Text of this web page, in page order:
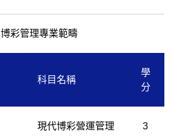
博彩管理專業範疇
科目名稱
學
分
現代博彩營運管理 3